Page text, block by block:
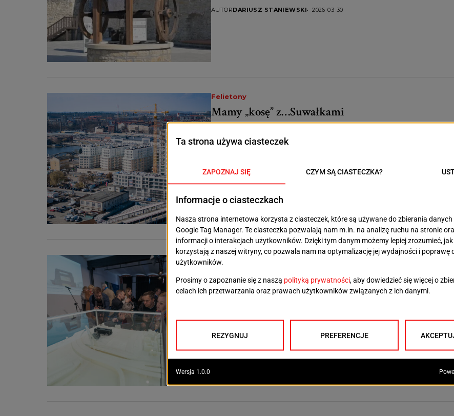
AUTORDARIUSZ STANIEWSKI 2026-03-30
Felietony
Mamy „kosę” z…Suwałkami
siedzibę Teatru Współczesnego, to podobno od kilku dni
AUTORDARIUSZ STANIEWSKI 2026-03-23
Felietony
Ekspertów ci u nas dostatek
Wystarczyła wizualizacja pewnego budynku, aby wielu
AUTORDARIUSZ STANIEWSKI 2026-03-15